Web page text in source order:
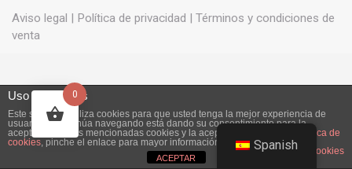
Aviso legal | Política de privacidad | Términos y condiciones de
venta
Uso de cookies
Este sitio web utiliza cookies para que usted tenga la mejor experiencia de
usuario. Si continúa navegando está dando su consentimiento para la
aceptación de las mencionadas cookies y la aceptación de nuestra
política de
cookies, pinche el enlace para mayor información.
plugin cookies
ACEPTAR
Spanish
0